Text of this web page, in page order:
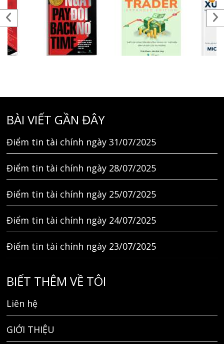
BÀI VIẾT GẦN ĐÂY
Điểm tin tài chính ngày 31/07/2025
Điểm tin tài chính ngày 28/07/2025
Điểm tin tài chính ngày 25/07/2025
Điểm tin tài chính ngày 24/07/2025
Điểm tin tài chính ngày 23/07/2025
BIẾT THÊM VỀ TÔI
Liên hệ
GIỚI THIỆU